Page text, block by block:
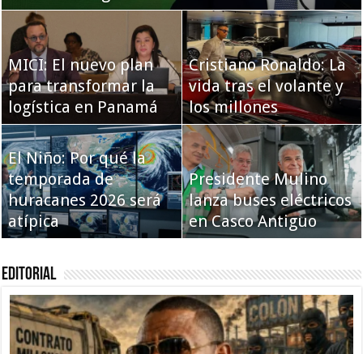
MICI: El nuevo plan
para transformar la
logística en Panamá
Cristiano Ronaldo: La
vida tras el volante y
los millones
El Niño: Por qué la
temporada de
huracanes 2026 será
atípica
Presidente Mulino
lanza buses eléctricos
en Casco Antiguo
Editorial